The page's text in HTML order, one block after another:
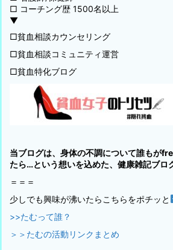
□ コーチング歴 1500名以上
▼
□貧血相談カウンセリング
□貧血相談コミュニティ運営
□貧血特化ブログ
当ブログは、身体の不調について誰もが
たら…という想いを込めた、健康雑記ブロ
＝＝＝
少しでも興味が沸いたらこちらをポチッと
>>たむって誰？
＞＞たむの活動リンクまとめ